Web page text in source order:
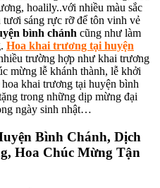
hoalily..với nhiều màu sắc
tươi sáng rực rỡ để tôn vinh vẻ
bình chánh cũng như làm
Hoa khai trương tại huyện
trường hợp như khai trương
mừng lễ khánh thành, lễ khởi
khai trương tại huyện bình
trong những dịp mừng đại
ngày sinh nhật…
Bình Chánh, Dịch
Hoa Chúc Mừng Tận